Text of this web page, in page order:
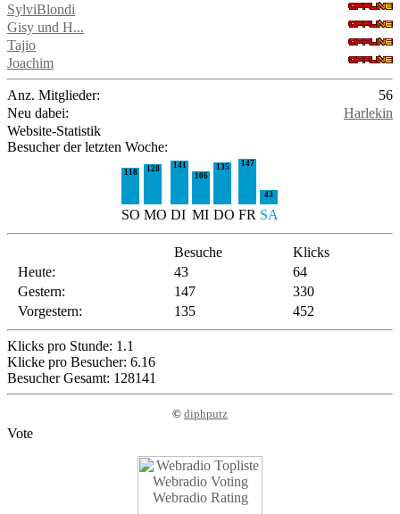
SylviBlondi
Gisy und H...
Tajio
Joachim
Anz. Mitglieder:
56
Neu dabei:
Harlekin
Website-Statistik
Besucher der letzten Woche:
118 128
141
106
135 147
43
SO MO DI MI DO FR SA
Besuche
Klicks
Heute:
43
64
Gestern:
147
330
Vorgestern:
135 452
Klicks pro Stunde: 1.1
Klicke pro Besucher: 6.16
Besucher Gesamt: 128141
© diphputz
Vote